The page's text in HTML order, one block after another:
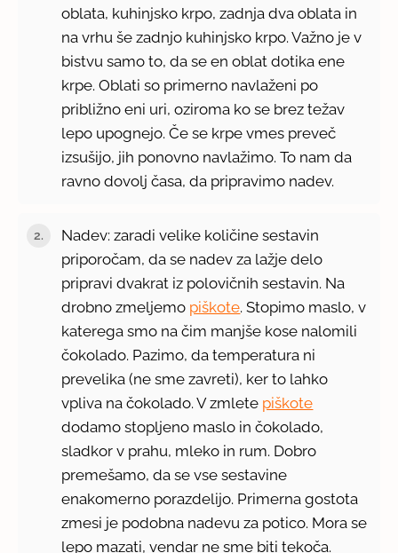
oblata, kuhinjsko krpo, zadnja dva oblata in
na vrhu še zadnjo kuhinjsko krpo. Važno je v
bistvu samo to, da se en oblat dotika ene
krpe. Oblati so primerno navlaženi po
približno eni uri, oziroma ko se brez težav
lepo upognejo. Če se krpe vmes preveč
izsušijo, jih ponovno navlažimo. To nam da
ravno dovolj časa, da pripravimo nadev.
Nadev: zaradi velike količine sestavin
priporočam, da se nadev za lažje delo
pripravi dvakrat iz polovičnih sestavin. Na
drobno zmeljemo piškote. Stopimo maslo, v
katerega smo na čim manjše kose nalomili
čokolado. Pazimo, da temperatura ni
prevelika (ne sme zavreti), ker to lahko
vpliva na čokolado. V zmlete piškote
dodamo stopljeno maslo in čokolado,
sladkor v prahu, mleko in rum. Dobro
premešamo, da se vse sestavine
enakomerno porazdelijo. Primerna gostota
zmesi je podobna nadevu za potico. Mora se
lepo mazati, vendar ne sme biti tekoča.